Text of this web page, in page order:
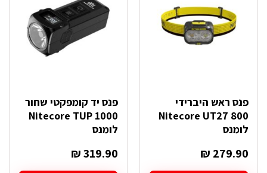
פנס ראש היברידי
Nitecore UT27 800
לומנס
₪ 279.90
פנס יד קומפקטי שחור
Nitecore TUP 1000
לומנס
₪319.90